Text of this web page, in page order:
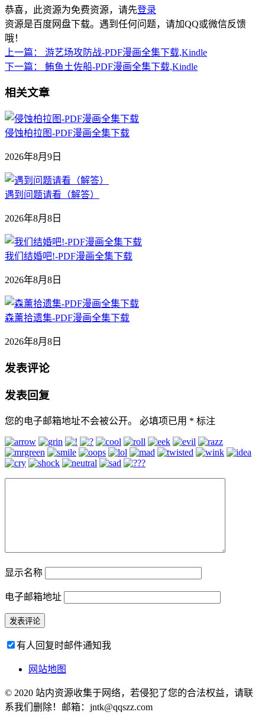
恭喜，此资源为免费资源，请先登录
资源是百度网盘下载。遇到任何问题，请加QQ或微信反馈
哦！
上一篇：
游艺场攻防战-PDF漫画全集下载,Kindle
下一篇：
鲔鱼土佐船-PDF漫画全集下载,Kindle
相关文章
侵蚀柏拉图-PDF漫画全集下载
2026年8月9日
遇到问题请看（解答）
2026年8月8日
我们结婚吧!-PDF漫画全集下载
2026年8月8日
森薰拾遗集-PDF漫画全集下载
2026年8月8日
发表评论
发表回复
您的电子邮箱地址不会被公开。 必填项已用 * 标注
显示名称
电子邮箱地址
有人回复时邮件通知我
网站地图
© 2020 站内资源收集于网络，若侵犯了您的合法权益，请联
系我们删除！邮箱：jntk@qqszz.com